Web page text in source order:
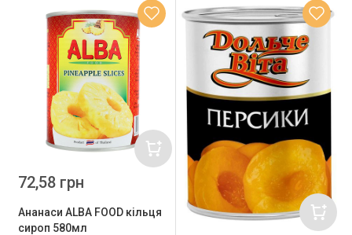
Ананаси ALBA FOOD кільця
сироп 580мл
72,58 грн